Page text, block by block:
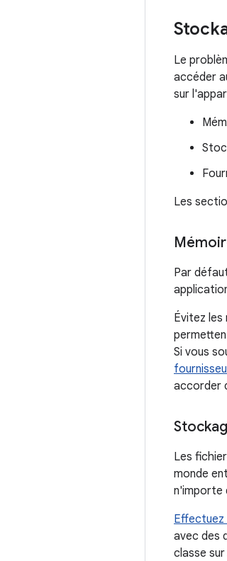
Le
accéder
sur
Les
Par
Évitez les
Si vous
accorder
Les
monde
n'importe
Effectuez
avec des
classe